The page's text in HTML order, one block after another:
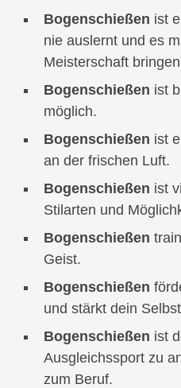
Bogenschießen ist
nie auslernt und es
Meisterschaft
Bogenschießen ist
möglich.
Bogenschießen ist
an der frischen Luft.
Bogenschießen ist
Stilarten und
Bogenschießen
Geist.
Bogenschießen
und stärkt dein
Bogenschießen ist
Ausgleichssport zu
zum Beruf.